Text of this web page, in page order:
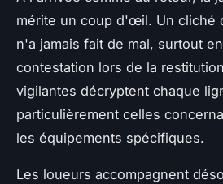
mérite un coup d'œil. Un cliché
n'a jamais fait de mal, surtout
contestation lors de la
vigilantes décryptent chaque
particulièrement celles
les équipements spécifiques.
Les loueurs accompagnent